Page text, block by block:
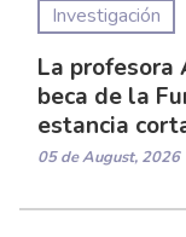
Investigación
La profesora
beca de la
estancia
05 de August, 2026